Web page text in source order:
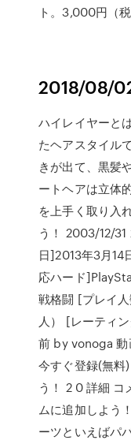
ト。3,000円（
2018/08/
ハイレイヤーと
たヘアスタイル
きが出て、黒髪
ートヘアは立体
を上手く取り入
う！ 2003/12/
日]2013年3月
応ハード
戦格闘 [プレイ
人） [レーティ
前 by vonoga 動
今すぐ登録(無料
う！ 2 0 詳細 コ
ムに追加しよう
ーツといえばパ